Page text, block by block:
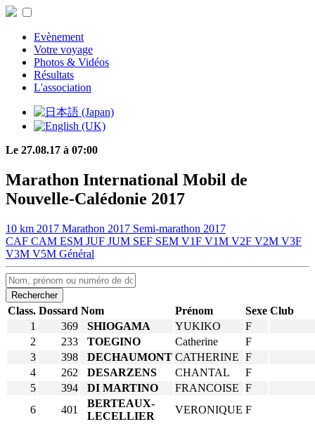
Evènement
Votre voyage
Photos & Vidéos
Résultats
L'association
Le 27.08.17 à 07:00
Marathon International Mobil de
Nouvelle-Calédonie 2017
10 km 2017 Marathon 2017 Semi-marathon 2017
CAF CAM ESM JUF JUM SEF SEM V1F V1M V2F V2M V3F
V3M V5M Général
Rechercher
Class. Dossard Nom Prénom Sexe Club
1
369 SHIOGAMA YUKIKO
F
2
233 TOEGINO Catherine
F
3
398 DECHAUMONT CATHERINE F
4
262 DESARZENS CHANTAL
F
5
394 DI MARTINO FRANCOISE F
6
401
BERTEAUX-
LECELLIER
VERONIQUE F